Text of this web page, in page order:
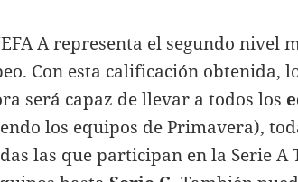
A representa el segundo nivel
Con esta calificación obtenida,
será capaz de llevar a todos los
los equipos de Primavera),
las que participan en la Serie A